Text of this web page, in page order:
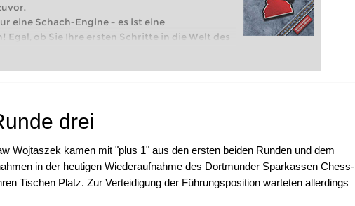
eine Schach-Engine – es ist eine
Egal, ob Sie Ihre ersten Schritte in die Welt des
oder bereits auf Turnierniveau spielen: Mit
drei
Wojtaszek kamen mit "plus 1" aus den ersten beiden Runden und dem
in der heutigen Wiederaufnahme des Dortmunder Sparkassen Chess-
Tischen Platz. Zur Verteidigung der Führungsposition warteten allerdings